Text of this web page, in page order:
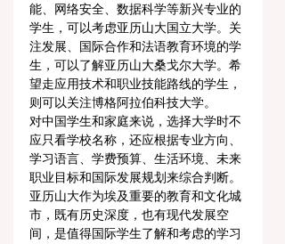
能、网络安全、数据科学等新兴专业的
学生，可以考虑亚历山大国立大学。关
注发展、国际合作和法语教育环境的学
生，可以了解亚历山大桑戈尔大学。希
望走应用技术和职业技能路线的学生，
则可以关注博格阿拉伯科技大学。
对中国学生和家庭来说，选择大学时不
应只看学校名称，还应根据专业方向、
学习语言、学费预算、生活环境、未来
职业目标和国际发展规划来综合判断。
亚历山大作为埃及重要的教育和文化城
市，既有历史深度，也有现代发展空
间，是值得国际学生了解和考虑的学习